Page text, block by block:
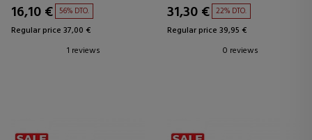
16,10 € 56% DTO.
Regular price 37,00 €
1 reviews
31,30 € 22% DTO.
Regular price 39,95 €
0 reviews